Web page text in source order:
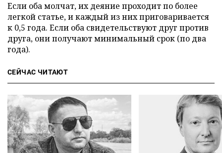
Если оба молчат, их деяние проходит по более
легкой статье, и каждый из них приговаривается
к 0,5 года. Если оба свидетельствуют друг против
друга, они получают минимальный срок (по два
года).
СЕЙЧАС ЧИТАЮТ